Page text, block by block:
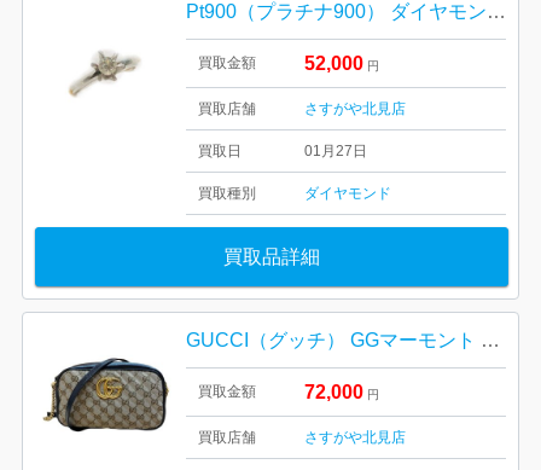
Pt900（プラチナ900） ダイヤモンド0.22ct付きリング
買取金額 52,000 円
買取店舗 さすがや北見店
買取日 01月27日
買取種別 ダイヤモンド
買取品詳細
GUCCI（グッチ） GGマーモント スモール ショルダーバッグ
買取金額 72,000 円
買取店舗 さすがや北見店